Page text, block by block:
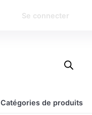
Se connecter
Catégories de produits